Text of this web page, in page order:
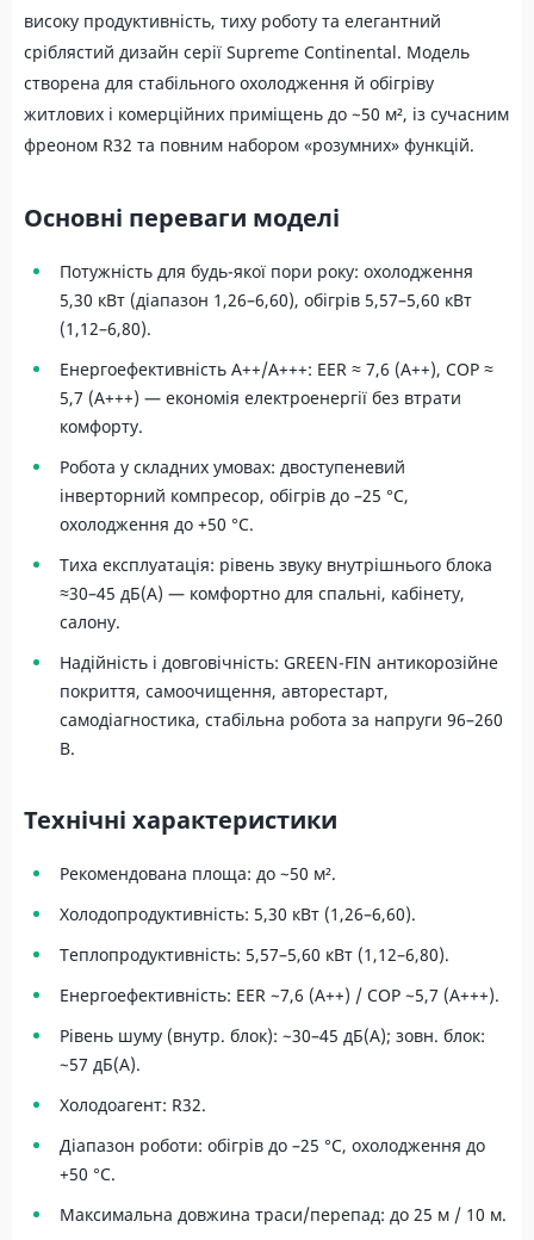
високу продуктивність, тиху роботу та елегантний
сріблястий дизайн серії Supreme Continental. Модель
створена для стабільного охолодження й обігріву
житлових і комерційних приміщень до ~50 м², із сучасним
фреоном R32 та повним набором «розумних» функцій.
Основні переваги моделі
Потужність для будь-якої пори року: охолодження
5,30 кВт (діапазон 1,26–6,60), обігрів 5,57–5,60 кВт
(1,12–6,80).
Енергоефективність A++/A+++: EER ≈ 7,6 (A++), COP ≈
5,7 (A+++) — економія електроенергії без втрати
комфорту.
Робота у складних умовах: двоступеневий
інверторний компресор, обігрів до –25 °C,
охолодження до +50 °C.
Тиха експлуатація: рівень звуку внутрішнього блока
≈30–45 дБ(A) — комфортно для спальні, кабінету,
салону.
Надійність і довговічність: GREEN-FIN антикорозійне
покриття, самоочищення, авторестарт,
самодіагностика, стабільна робота за напруги 96–260
В.
Технічні характеристики
Рекомендована площа: до ~50 м².
Холодопродуктивність: 5,30 кВт (1,26–6,60).
Теплопродуктивність: 5,57–5,60 кВт (1,12–6,80).
Енергоефективність: EER ~7,6 (A++) / COP ~5,7 (A+++).
Рівень шуму (внутр. блок): ~30–45 дБ(A); зовн. блок:
~57 дБ(A).
Холодоагент: R32.
Діапазон роботи: обігрів до –25 °C, охолодження до
+50 °C.
Максимальна довжина траси/перепад: до 25 м / 10 м.